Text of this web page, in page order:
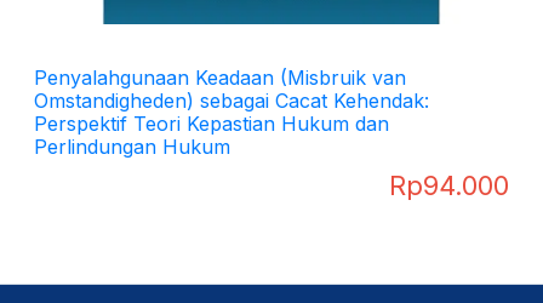
Penyalahgunaan Keadaan (Misbruik van
Omstandigheden) sebagai Cacat Kehendak:
Perspektif Teori Kepastian Hukum dan
Perlindungan Hukum
Rp94.000